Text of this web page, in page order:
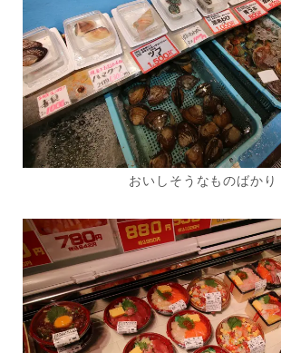
おいしそうなものばかり